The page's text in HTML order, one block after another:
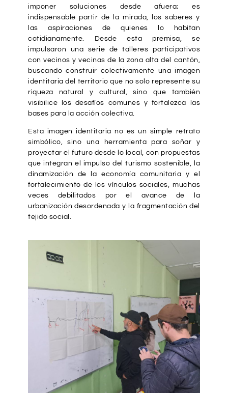
imponer soluciones desde afuera; es
indispensable partir de la mirada, los saberes y
las aspiraciones de quienes lo habitan
cotidianamente. Desde esta premisa, se
impulsaron una serie de talleres participativos
con vecinos y vecinas de la zona alta del cantón,
buscando construir colectivamente una imagen
identitaria del territorio que no solo represente su
riqueza natural y cultural, sino que también
visibilice los desafíos comunes y fortalezca las
bases para la acción colectiva.
Esta imagen identitaria no es un simple retrato
simbólico, sino una herramienta para soñar y
proyectar el futuro desde lo local, con propuestas
que integran el impulso del turismo sostenible, la
dinamización de la economía comunitaria y el
fortalecimiento de los vínculos sociales, muchas
veces debilitados por el avance de la
urbanización desordenada y la fragmentación del
tejido social.